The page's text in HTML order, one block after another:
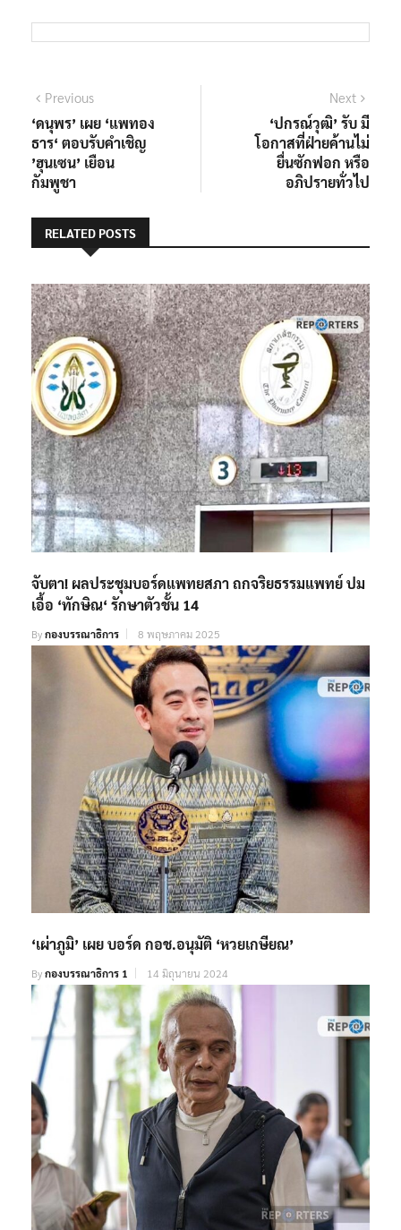
แนะแนว
เรื่อง
PreviousPrevious
post:
‘ดนุพร’ เผย ‘แพทอง
ธาร‘ ตอบรับคำเชิญ
’ฮุนเซน’ เยือน
กัมพูชา
Next
‘ปกรณ์วุฒิ’ รับ มี
โอกาสที่ฝ่ายค้านไม่
ยื่นซักฟอก หรือ
อภิปรายทั่วไป
RELATED POSTS
จับตา! ผลประชุมบอร์ดแพทยสภา ถกจริยธรรมแพทย์ ปม
เอื้อ ‘ทักษิณ‘ รักษาตัวชั้น 14
Byกองบรรณาธิการ 8 พฤษภาคม 2025
‘เผ่าภูมิ’ เผย บอร์ด กอช.อนุมัติ ‘หวยเกษียณ’
Byกองบรรณาธิการ 1 14 มิถุนายน 2024